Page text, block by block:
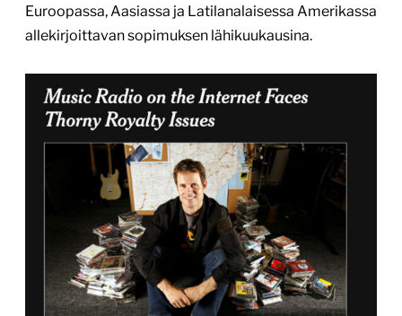
Euroopassa, Aasiassa ja Latilanalaisessa Amerikassa
allekirjoittavan sopimuksen lähikuukausina.